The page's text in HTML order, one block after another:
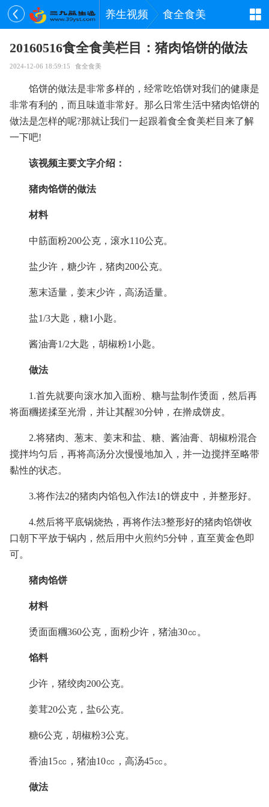
养生视频 食全食美
20160516食全食美栏目：猪肉馅饼的做法
2024-12-06 18:59:15 食全食美
馅饼的做法是非常多样的，经常吃馅饼对我们的健康是
非常有利的，而且味道非常好。那么日常生活中猪肉馅饼的
做法是怎样的呢?那就让我们一起跟着食全食美栏目 来了解
一下吧!
该视频主要文字介绍：
猪肉馅饼的做法
材料
中筋面粉200公克，滚水110公克。
盐少许，糖少许，猪肉200公克。
葱末适量，姜末少许，高汤适量。
盐1/3大匙，糖1小匙。
酱油膏1/2大匙，胡椒粉1小匙。
做法
1.首先就要向滚水加入面粉、糖与盐制作烫面，然后再
将面糰搓揉至光滑，并让其醒30分钟，在擀成饼皮。
2.将猪肉、葱末、姜末和盐、糖、酱油膏、胡椒粉混合
搅拌均匀后，再将高汤分次慢慢地加入，并一边搅拌至略带
黏性的状态。
3.将作法2的猪肉内馅包入作法1的饼皮中，并整形好。
4.然后将平底锅烧热，再将作法3整形好的猪肉馅饼收
口朝下平放于锅内，然后用中火煎约5分钟，直至黄金色即
可。
猪肉馅饼
材料
烫面面糰360公克，面粉少许，猪油30㏄。
馅料
少许，猪绞肉200公克。
姜茸20公克，盐6公克。
糖6公克，胡椒粉3公克。
香油15㏄，猪油10㏄，高汤45㏄。
做法